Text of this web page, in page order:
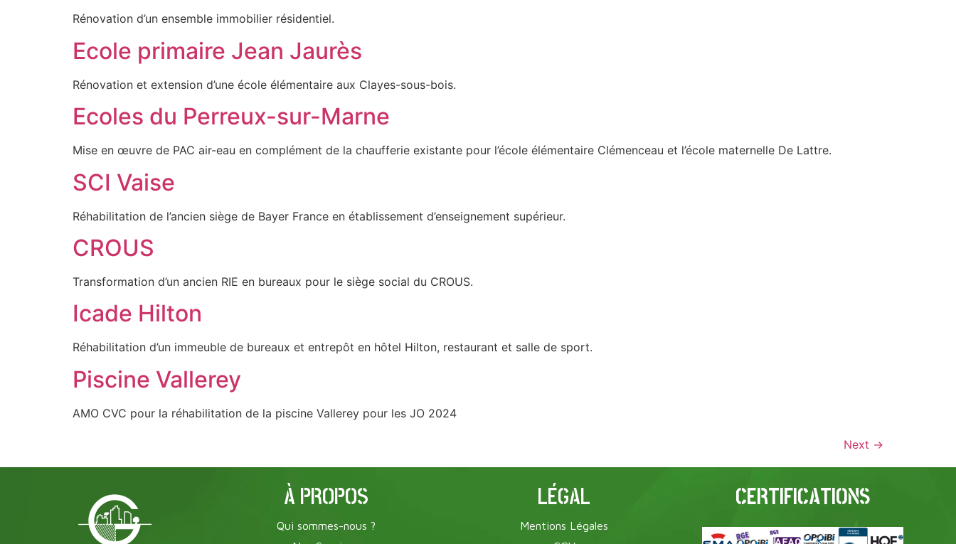
Rénovation d’un ensemble immobilier résidentiel.
Ecole primaire Jean Jaurès
Rénovation et extension d’une école élémentaire aux Clayes-sous-bois.
Ecoles du Perreux-sur-Marne
Mise en œuvre de PAC air-eau en complément de la chaufferie existante pour l’école élémentaire Clémenceau et l’école maternelle De Lattre.
SCI Vaise
Réhabilitation de l’ancien siège de Bayer France en établissement d’enseignement supérieur.
CROUS
Transformation d’un ancien RIE en bureaux pour le siège social du CROUS.
Icade Hilton
Réhabilitation d’un immeuble de bureaux et entrepôt en hôtel Hilton, restaurant et salle de sport.
Piscine Vallerey
AMO CVC pour la réhabilitation de la piscine Vallerey pour les JO 2024
Next →
À PROPOS
Qui sommes-nous ?
LÉGAL
Mentions Légales
CERTIFICATIONS